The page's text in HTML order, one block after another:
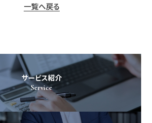
一覧へ戻る
サービス紹介
Service